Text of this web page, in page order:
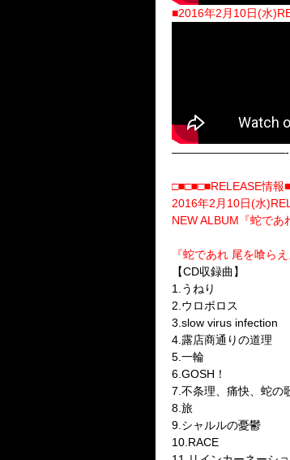
■2016年2月10日(水
——————————-
□■□■□■RELEASE情報
2016年2月10日(水
NEW ALBUM『蛇であ
『蛇であれ 尾を喰ら
【CD収録曲】
1.うねり
2.ウロボロス
3.slow virus infection
4.露店商通りの道理
5.一輪
6.GOSH！
7.不条理、痛快、蛇の
8.旅
9.シャルルの憂鬱
10.RACE